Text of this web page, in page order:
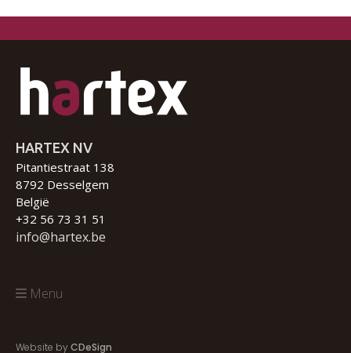
HARTEX NV
Pitantiestraat 138
8792 Desselgem
België
+32 56 73 31 51
info@hartex.be
Menu
Website by CDeSign